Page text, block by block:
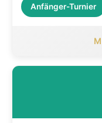
Anfänger-Turnier